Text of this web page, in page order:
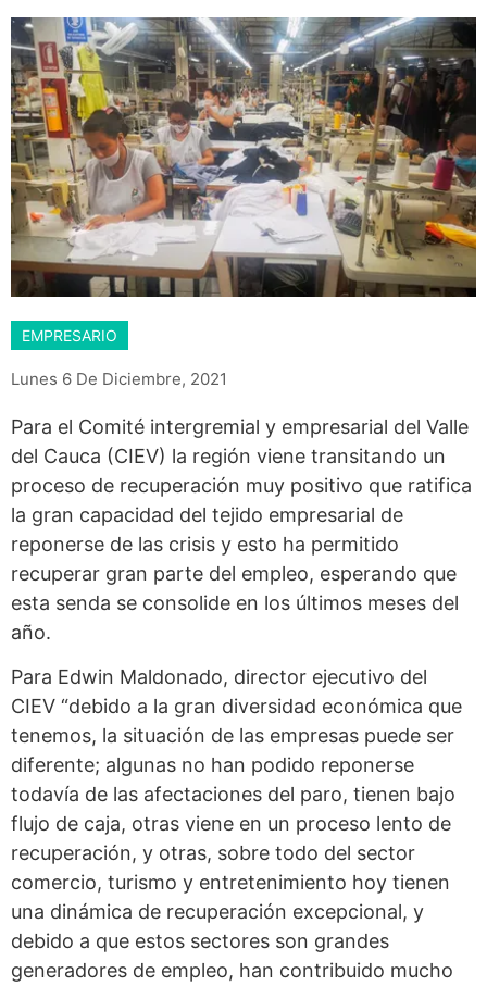
EMPRESARIO
Lunes 6 De Diciembre, 2021
Para el Comité intergremial y empresarial del Valle
del Cauca (CIEV) la región viene transitando un
proceso de recuperación muy positivo que ratifica
la gran capacidad del tejido empresarial de
reponerse de las crisis y esto ha permitido
recuperar gran parte del empleo, esperando que
esta senda se consolide en los últimos meses del
año.
Para Edwin Maldonado, director ejecutivo del
CIEV “debido a la gran diversidad económica que
tenemos, la situación de las empresas puede ser
diferente; algunas no han podido reponerse
todavía de las afectaciones del paro, tienen bajo
flujo de caja, otras viene en un proceso lento de
recuperación, y otras, sobre todo del sector
comercio, turismo y entretenimiento hoy tienen
una dinámica de recuperación excepcional, y
debido a que estos sectores son grandes
generadores de empleo, han contribuido mucho